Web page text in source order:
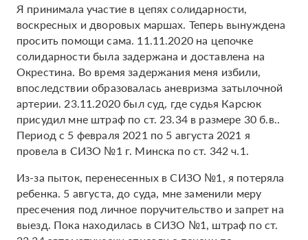
Я принимала участие в цепях солидарности,
воскресных и дворовых маршах. Теперь вынуждена
просить помощи сама. 11.11.2020 на цепочке
солидарности была задержана и доставлена на
Окрестина. Во время задержания меня избили,
впоследствии образовалась аневризма затылочной
артерии. 23.11.2020 был суд, где судья Карсюк
присудил мне штраф по ст. 23.34 в размере 30 б.в..
Период с 5 февраля 2021 по 5 августа 2021 я
провела в СИЗО №1 г. Минска по ст. 342 ч.1.
Из-за пыток, перенесенных в СИЗО №1, я потеряла
ребенка. 5 августа, до суда, мне заменили меру
пресечения под личное поручительство и запрет на
выезд. Пока находилась в СИЗО №1, штраф по ст.